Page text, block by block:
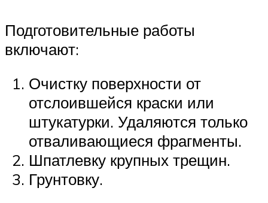
Подготовительные работы
включают:
Очистку поверхности от
отслоившейся краски или
штукатурки. Удаляются только
отваливающиеся фрагменты.
Шпатлевку крупных трещин.
Грунтовку.